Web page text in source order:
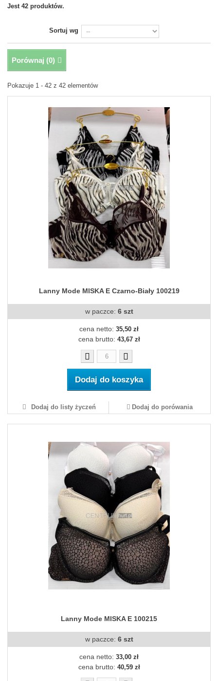
Jest 42 produktów.
Sortuj wg
Porównaj (0)
Pokazuje 1 - 42 z 42 elementów
Lanny Mode MISKA E Czarno-Biały 100219
w paczce: 6 szt
cena netto: 35,50 zł
cena brutto: 43,67 zł
Dodaj do koszyka
Dodaj do listy życzeń Dodaj do porówania
Lanny Mode MISKA E 100215
w paczce: 6 szt
cena netto: 33,00 zł
cena brutto: 40,59 zł